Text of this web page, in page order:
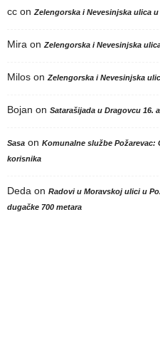
cc onZelengorska i Nevesinjska ulica
Mira onZelengorska i Nevesinjska
Milos onZelengorska i Nevesinjska
Bojan on Satarašijada u Dragovcu 16.
Sasa on Komunalne službe Požarevac:
korisnika
Deda on Radovi u Moravskoj ulici u
dugačke 700 metara